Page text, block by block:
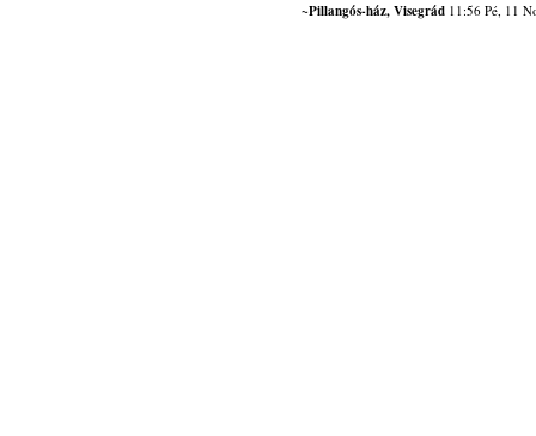
~Pillangós-ház, Visegrád11:56 Pé, 11